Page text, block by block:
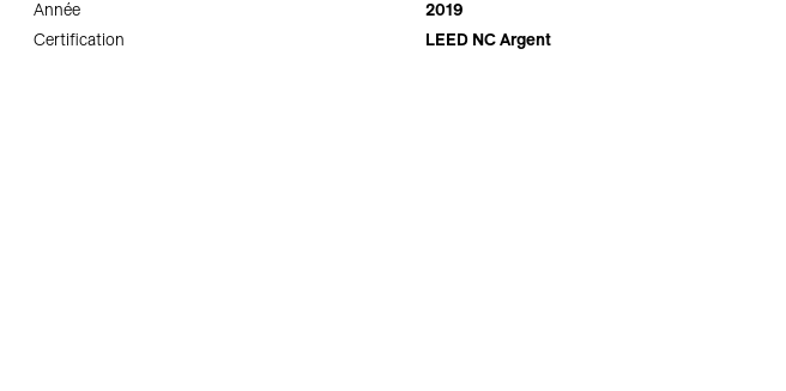
Année
2019
Certification
LEED NC Argent